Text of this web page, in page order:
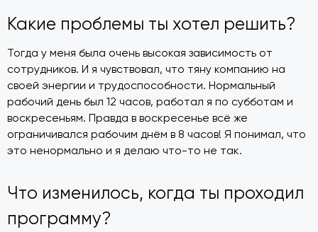
Какие проблемы ты хотел решить?
Тогда у меня была очень высокая зависимость от
сотрудников. И я чувствовал, что тяну компанию на
своей энергии и трудоспособности. Нормальный
рабочий день был 12 часов, работал я по субботам и
воскресеньям. Правда в воскресенье всё же
ограничивался рабочим днём в 8 часов! Я понимал, что
это ненормально и я делаю что-то не так.
Что изменилось, когда ты проходил
программу?